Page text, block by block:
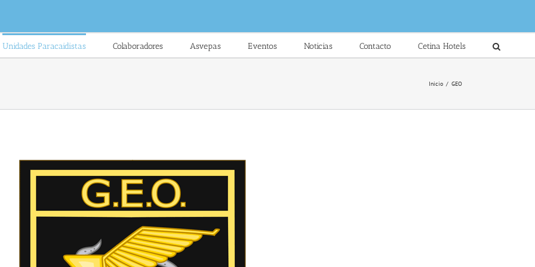
Unidades Paracaidistas Colaboradores Asvepas Eventos Noticias Contacto Cetina Hotels
Inicio / GEO